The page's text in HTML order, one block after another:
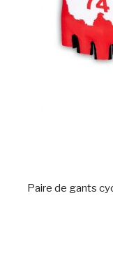
Ajouter à ma liste
Paire de gants